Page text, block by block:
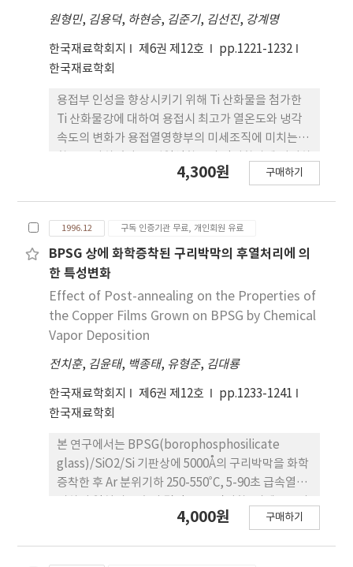
원형민, 김용덕, 하현승, 김준기, 김선진, 강계명
한국재료학회지 제6권 제12호
pp.1221-1232
한국재료학회
용접부 인성을 향상시키기 위해 Ti 산화물을 첨가한
Ti 산화물강에 대하여 용접시 최고가 열온도와 냉각
속도의 변화가 용접열영향부의 미세조직에 미치는 영
는 acicular ferrite는 1400˚C 이상의 최고가열온도
부터 핵생성된 일차 acicular ferite의 생성량은 전체
aicular ferrite의 약 20% 정도로 적었으며 대부분
의 acicular ferrite는 일차 acicular ferrite로부터
생성된 이차 acicular ferrite인 것으로 나타났다. 이
차 acicular ferrite는 plate사이에 Fe3C층이 존재
하는 것으로 보아 확산기구에 의해 생성되는 것으로
생각된다. 개재물은 TiO, TiO2, TiN, MnS, AI2O3
MnO(galaxite)등으로 구성된 복합상이었으며 개재
물이 일차 acicular ferrite의 핵생성 site로 작용하
기 위해서는 약 1μm이상의 크기가 효과적인 것으로
나타났다. Ti 산화물과 TiN는 직접적인 acicular
ferrite의 핵생성 site로 작용하기보다는 MnS,
galaxite 등의 석출 site로 작용하여 개재물의 크기
를 증가시킴으로써 acicular ferrite의 생성을 촉진
시키는 것으로 생각된다.
4,300원 구매하기
1996.12 구독 인증기관 무료, 개인회원 유료
BPSG 상에 화학증착된 구리박막의 후열처리에 의
한 특성변화
Effect of Post-annealing on the Properties of
the Copper Films Grown on BPSG by Chemical
Vapor Deposition
전치훈, 김윤태, 백종태, 유형준, 김대룡
한국재료학회지 제6권 제12호
pp.1233-1241
한국재료학회
본 연구에서는 BPSG(borophosphosilicate
glass)/SiO2/Si 기판상에 5000Å의 구리박막을 화학
증착한 후 Ar 분위기하 250-550˚C, 5-90초 급속열처
박막특성 변화를 분석하였다. 후열처리된 구리박막에
4,000원 구매하기